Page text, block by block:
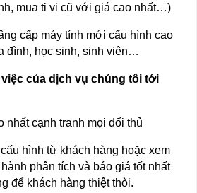
mua ti vi cũ với giá cao nhất…)
cấp máy tính mới cấu hình cao
đình, học sinh, sinh viên…
của dịch vụ chúng tôi tới
nhất cạnh tranh mọi đối thủ
hình từ khách hàng hoặc xem
phân tích và báo giá tốt nhất
để khách hàng thiệt thòi.